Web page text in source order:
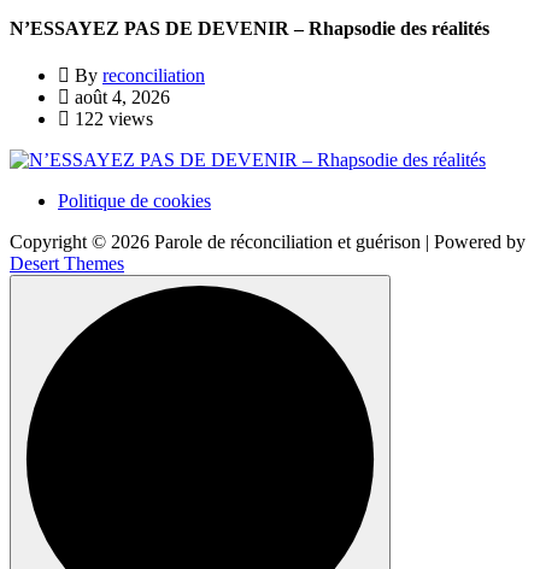
N’ESSAYEZ PAS DE DEVENIR – Rhapsodie des réalités
By reconciliation
août 4, 2026
122 views
Politique de cookies
Copyright © 2026 Parole de réconciliation et guérison | Powered by
Desert Themes